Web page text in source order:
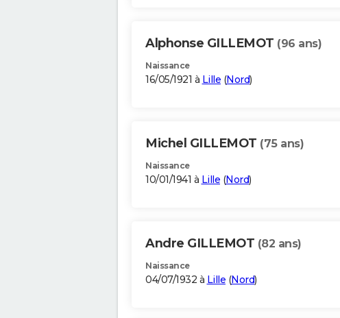
Alphonse GILLEMOT (96 ans)
Naissance
16/05/1921 à Lille (Nord)
Michel GILLEMOT (75 ans)
Naissance
10/01/1941 à Lille (Nord)
Andre GILLEMOT (82 ans)
Naissance
04/07/1932 à Lille (Nord)